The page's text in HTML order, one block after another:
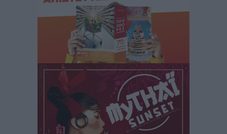
τρόμου” – Η συγκλονιστική μαρτυρία της Χαρούλας
Γιασιράνη στον RV για τα γεγονότα που οδήγησαν στο
Σύμφωνο της Λέρου
• πριν 3 ώρες
Συναυλία με τον Γιάννη Κότσιρα στις 21 Αυγούστου
Πολιτιστικά•
Έκτακτη συνεδρίαση της Δημοτικής Επιτροπής Ρόδου
αύριο Παρασκευή 7 Αυγούστου